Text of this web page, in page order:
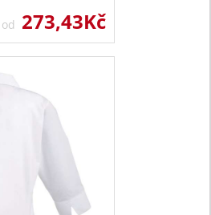
273,43Kč